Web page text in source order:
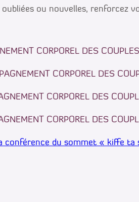
oubliées ou nouvelles, renforcez
CORPOREL DES COUPLES
CORPOREL DES
CORPOREL DES
CORPOREL DES
conférence du sommet « kiffe ta